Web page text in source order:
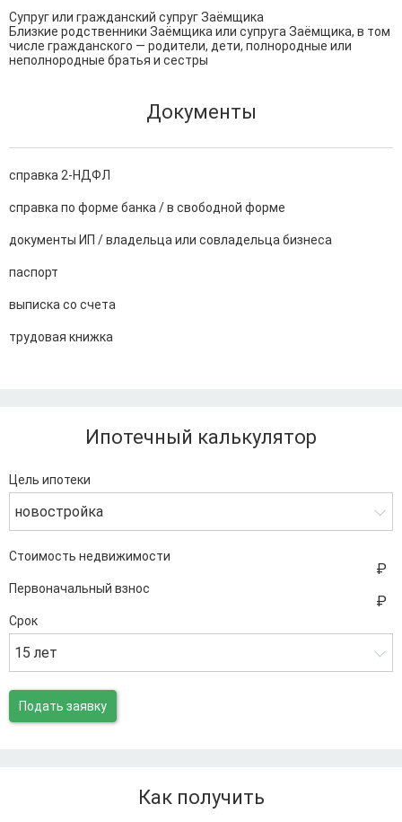
Супруг или гражданский супруг Заёмщика
Близкие родственники Заёмщика или супруга Заёмщика, в том
числе гражданского — родители, дети, полнородные или
неполнородные братья и сестры
Документы
справка 2-НДФЛ
справка по форме банка / в свободной форме
документы ИП / владельца или совладельца бизнеса
паспорт
выписка со счета
трудовая книжка
Ипотечный калькулятор
Цель ипотеки
новостройка
Стоимость недвижимости
Первоначальный взнос
Срок
15 лет
Подать заявку
Как получить